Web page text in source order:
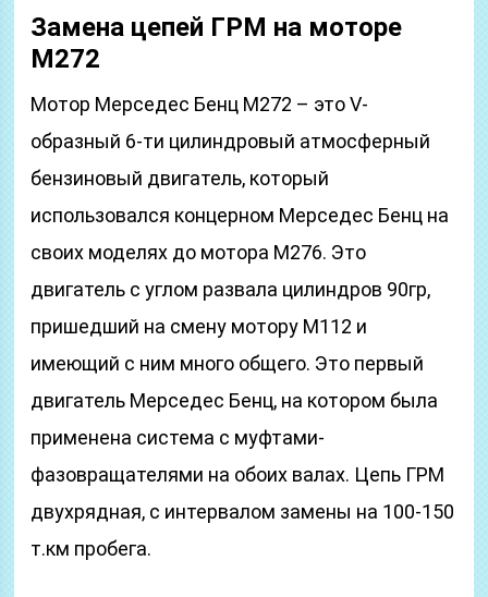
Замена цепей ГРМ на моторе
М272
Мотор Мерседес Бенц М272 – это V-
образный 6-ти цилиндровый атмосферный
бензиновый двигатель, который
использовался концерном Мерседес Бенц на
своих моделях до мотора М276. Это
двигатель с углом развала цилиндров 90гр,
пришедший на смену мотору М112 и
имеющий с ним много общего. Это первый
двигатель Мерседес Бенц, на котором была
применена система с муфтами-
фазовращателями на обоих валах. Цепь ГРМ
двухрядная, с интервалом замены на 100-150
т.км пробега.